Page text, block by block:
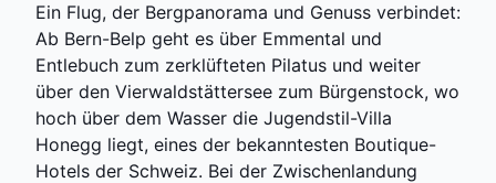
Ein Flug, der Bergpanorama und Genuss verbindet:
Ab Bern-Belp geht es über Emmental und
Entlebuch zum zerklüfteten Pilatus und weiter
über den Vierwaldstättersee zum Bürgenstock, wo
hoch über dem Wasser die Jugendstil-Villa
Honegg liegt, eines der bekanntesten Boutique-
Hotels der Schweiz. Bei der Zwischenlandung